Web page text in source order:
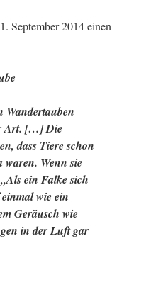
September 2014 einen
Wandertauben
Art. […] Die
dass Tiere schon
waren. Wenn sie
ein Falke sich
wie ein
Geräusch wie
in der Luft gar